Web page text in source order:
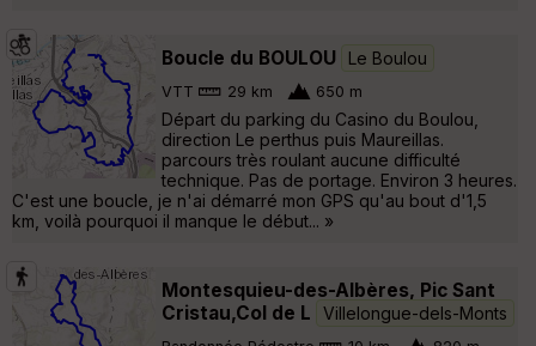
Boucle du BOULOU Le Boulou
VTT 29 km 650 m
Départ du parking du Casino du Boulou,
direction Le perthus puis Maureillas.
parcours très roulant aucune difficulté
technique. Pas de portage. Environ 3 heures.
C'est une boucle, je n'ai démarré mon GPS qu'au bout d'1,5
km, voilà pourquoi il manque le début... »
Montesquieu-des-Albères, Pic Sant
Cristau,Col de L
Villelongue-dels-Monts